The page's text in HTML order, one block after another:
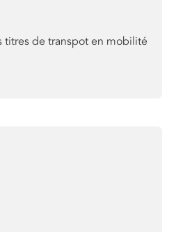
titres de transpot en mobilité